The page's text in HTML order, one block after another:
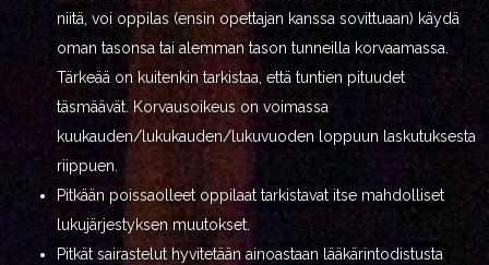
niitä, voi oppilas (ensin opettajan kanssa sovittuaan) käydä
oman tasonsa tai alemman tason tunneilla korvaamassa.
Tärkeää on kuitenkin tarkistaa, että tuntien pituudet
täsmäävät. Korvausoikeus on voimassa
kuukauden/lukukauden/lukuvuoden loppuun laskutuksesta
riippuen.
Pitkään poissaolleet oppilaat tarkistavat itse mahdolliset
lukujärjestyksen muutokset.
Pitkät sairastelut hyvitetään ainoastaan lääkärintodistusta